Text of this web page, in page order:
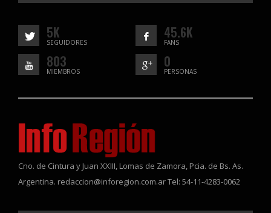
5K
SEGUIDORES
45.6K
FANS
803
MIEMBROS
0
PERSONAS
Cno. de Cintura y Juan XXIII, Lomas de Zamora, Pcia. de Bs. As.
Argentina. redaccion@inforegion.com.ar Tel: 54-11-4283-0062